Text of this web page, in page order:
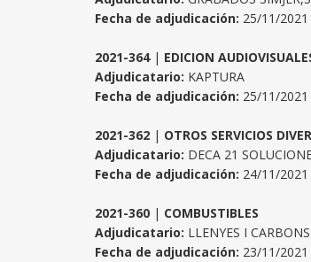
Fecha de adjudicación: 25/11/
2021-364| EDICION
Adjudicatario: KAPTURA
Fecha de adjudicación: 25/11/
2021-362 | OTROS SERVICIOS
Adjudicatario: DECA 21
Fecha de adjudicación: 24/11/
2021-360 | COMBUSTIBLES
Adjudicatario: LLENYES I
Fecha de adjudicación: 23/11/